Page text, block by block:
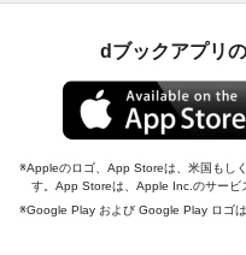
dブックアプリ
Appleのロゴ、App Storeは、米国もし
す。App Storeは、Apple Inc.のサービ
Google Play および Google Play ロゴ